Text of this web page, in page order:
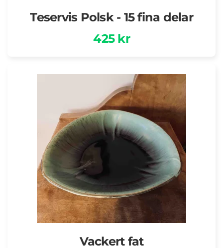
Teservis Polsk - 15 fina delar
425 kr
Vackert fat